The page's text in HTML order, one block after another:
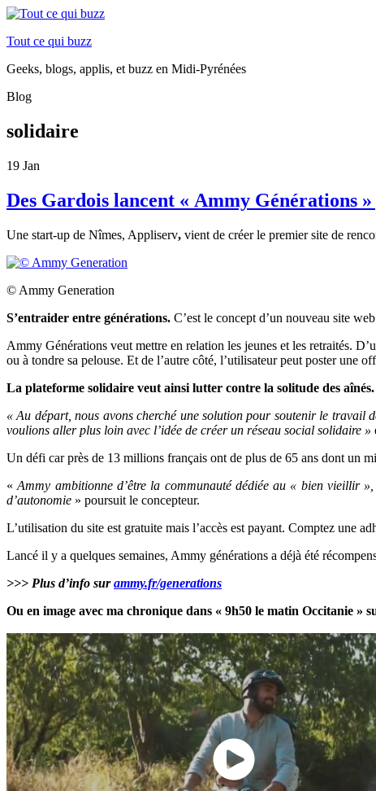
Tout ce qui buzz
Geeks, blogs, applis, et buzz en Midi-Pyrénées
Blog
solidaire
19 Jan
Des Gardois lancent « Ammy Générations
Une start-up de Nîmes, Appliserv, vient de créer le premier site de
© Ammy Generation
S’entraider entre générations. C’est le concept d’un nouveau site
Ammy Générations veut mettre en relation les jeunes et les retraités.
ou à tondre sa pelouse. Et de l’autre côté, l’utilisateur peut poster une
La plateforme solidaire veut ainsi lutter contre la solitude des aînés.
« Au départ, nous avons cherché une solution pour soutenir le travail
voulions aller plus loin avec l’idée de créer un réseau social solidaire »
Un défi car près de 13 millions français ont de plus de 65 ans dont un
«Ammy ambitionne d’être la communauté dédiée au « bien vieillir
d’autonomie » poursuit le concepteur.
L’utilisation du site est gratuite mais l’accès est payant. Comptez une
Lancé il y a quelques semaines, Ammy générations a déjà été
>>> Plus d’info surammy.fr/generations
Ou en image avec ma chronique dans « 9h50 le matin Occitanie »